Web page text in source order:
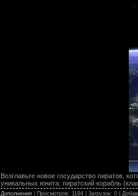
Возглавьте новое государство пиратов,
уникальных юнита: пиратский корабль
Дополнения | Просмотров: 1194 | Загрузок: 0 |